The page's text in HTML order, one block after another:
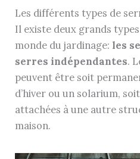
Les différents types de
Il existe deux grands
monde du jardinage: les
serres indépendantes.
peuvent être soit
d’hiver ou un solarium,
attachées à une autre
maison.